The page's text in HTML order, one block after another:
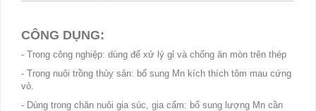
CÔNG DỤNG:
- Trong công nghiệp: dùng để xử lý gỉ và chống ăn mòn trên thép
- Trong nuôi trồng thủy sản: bổ sung Mn kích thích tôm mau cứng
vỏ.
- Dùng trong chăn nuôi gia súc, gia cẩm: bổ sung lượng Mn cần